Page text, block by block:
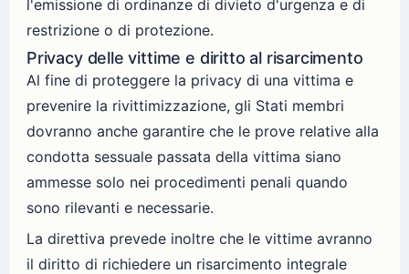
l'emissione di ordinanze di divieto d'urgenza e di
restrizione o di protezione.
Privacy delle vittime e diritto al risarcimento
Al fine di proteggere la privacy di una vittima e
prevenire la rivittimizzazione, gli Stati membri
dovranno anche garantire che le prove relative alla
condotta sessuale passata della vittima siano
ammesse solo nei procedimenti penali quando
sono rilevanti e necessarie.
La direttiva prevede inoltre che le vittime avranno
il diritto di richiedere un risarcimento integrale